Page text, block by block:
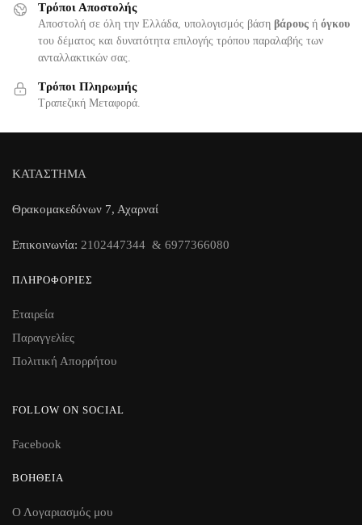
Τρόποι Αποστολής
Αποστολή σε όλη την Ελλάδα, υπολογισμός βάση βάρους ή όγκου
του δέματος και δυνατότητα επιλογής τρόπου παραλαβής των
ανταλλακτικών σας.
Τρόποι Πληρωμής
Τραπεζική Μεταφορά.
ΚΑΤΑΣΤΗΜΑ
Θρακομακεδόνων 7, Αχαρναί
Επικοινωνία: 2102447344 & 6977366080
ΠΛΗΡΟΦΟΡΊΕΣ
Εταιρεία
Παραγγελίες
Πολιτική Απορρήτου
FOLLOW ON SOCIAL
Facebook
ΒΟΉΘΕΙΑ
Ο Λογαριασμός μου